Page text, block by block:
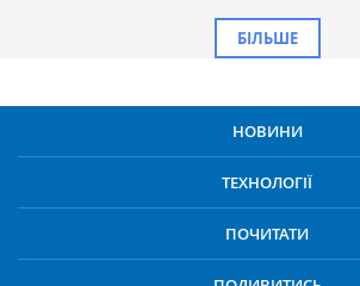
БІЛЬШЕ
НОВИНИ
ТЕХНОЛОГІЇ
ПОЧИТАТИ